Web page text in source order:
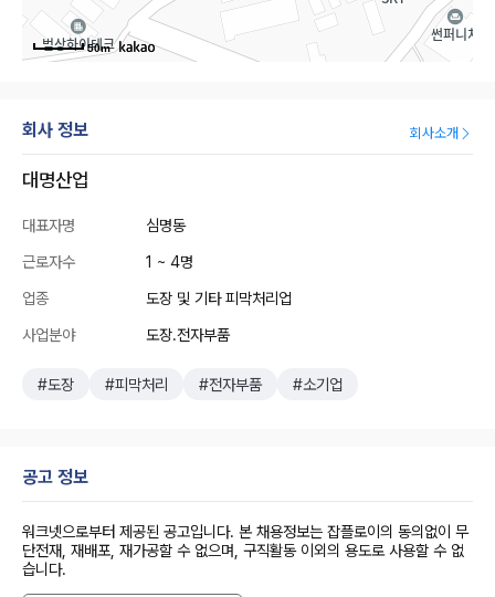
50m
회사 정보 회사소개
대명산업
대표자명
심명동
근로자수
1 ~ 4명
업종
도장 및 기타 피막처리업
사업분야
도장.전자부품
#도장 #피막처리 #전자부품 #소기업
공고 정보
워크넷으로부터 제공된 공고입니다. 본 채용정보는 잡플로이의 동의없이 무
단전재, 재배포, 재가공할 수 없으며, 구직활동 이외의 용도로 사용할 수 없
습니다.